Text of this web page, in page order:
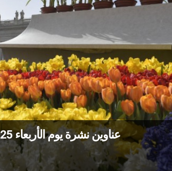
عناوين نشرة يوم الأربعاء 25 كانون الثاني 2023: الانفتاح على الآفاق